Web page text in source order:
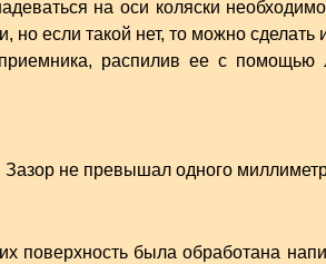
на оси коляски
если такой нет, то можно сделать
распилив ее с помощью
Зазор не превышал одного
поверхность была обработана